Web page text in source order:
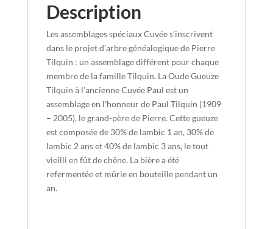
Description
Les assemblages spéciaux Cuvée s’inscrivent
dans le projet d’arbre généalogique de Pierre
Tilquin : un assemblage différent pour chaque
membre de la famille Tilquin. La Oude Gueuze
Tilquin à l’ancienne Cuvée Paul est un
assemblage en l’honneur de Paul Tilquin (1909
– 2005), le grand-père de Pierre. Cette gueuze
est composée de 30% de lambic 1 an, 30% de
lambic 2 ans et 40% de lambic 3 ans, le tout
vieilli en fût de chêne. La bière a été
refermentée et mûrie en bouteille pendant un
an.